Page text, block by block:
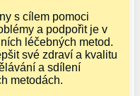
s cílem pomoci
a podpořit je v
léčebných metod.
své zdraví a kvalitu
a sdílení
metodách.